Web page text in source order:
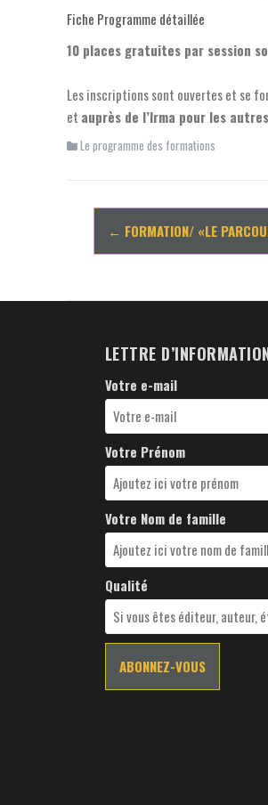
Fiche Programme détaillée
10 places gratuites par session
Les inscriptions sont ouvertes et se
et auprès de l’Irma pour les
Le programme des formations
Navigation
d'article
← FORMATION/ «LE
LETTRE
Votre e-mail
Votre Prénom
Votre Nom de famille
Qualité